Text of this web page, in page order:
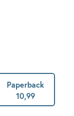
Paperback
10,99